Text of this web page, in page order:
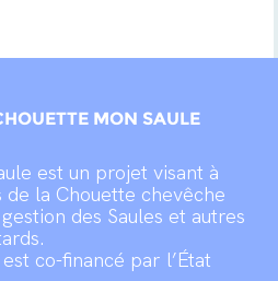
MON SAULE
est un projet visant à
la Chouette chevêche
des Saules et autres
co-financé par l’État